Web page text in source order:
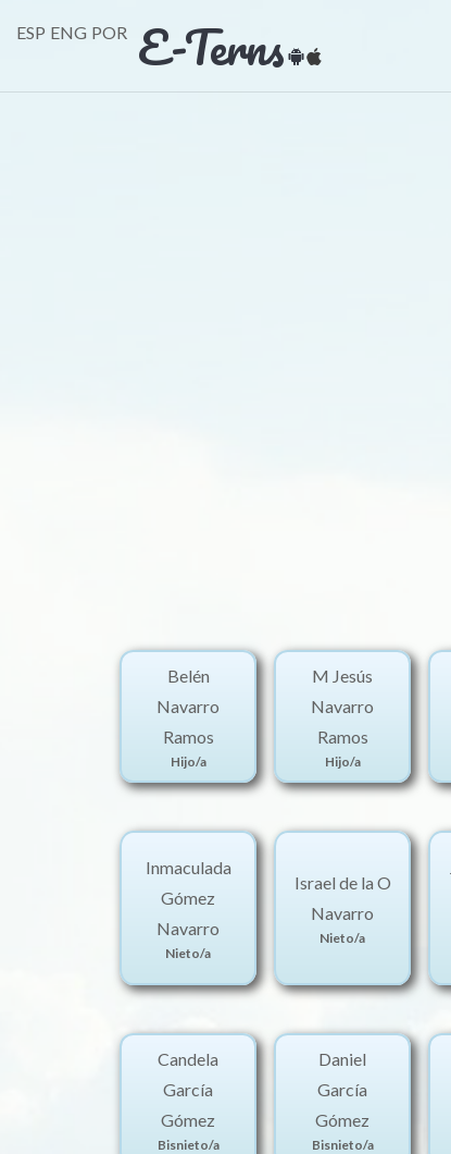
ESP ENG POR E-Terns
Belén
Navarro
Ramos
Hijo/a
M Jesús
Navarro
Ramos
Hijo/a
Inmaculada
Gómez
Navarro
Nieto/a
Israel de la O
Navarro
Nieto/a
Candela
García
Gómez
Bisnieto/a
Daniel
García
Gómez
Bisnieto/a